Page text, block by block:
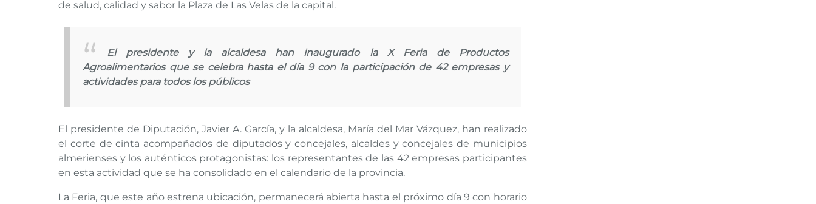
de salud, calidad y sabor la Plaza de Las Velas de la capital.
El presidente y la alcaldesa han inaugurado la X Feria de Productos
Agroalimentarios que se celebra hasta el día 9 con la participación de 42 empresas y
actividades para todos los públicos
El presidente de Diputación, Javier A. García, y la alcaldesa, María del Mar Vázquez, han realizado
el corte de cinta acompañados de diputados y concejales, alcaldes y concejales de municipios
almerienses y los auténticos protagonistas: los representantes de las 42 empresas participantes
en esta actividad que se ha consolidado en el calendario de la provincia.
La Feria, que este año estrena ubicación, permanecerá abierta hasta el próximo día 9 con horario